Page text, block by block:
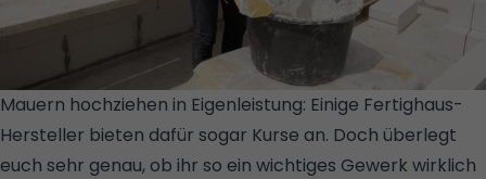
Mauern hochziehen in Eigenleistung: Einige Fertighaus-
Hersteller bieten dafür sogar Kurse an. Doch überlegt
euch sehr genau, ob ihr so ein wichtiges Gewerk wirklich